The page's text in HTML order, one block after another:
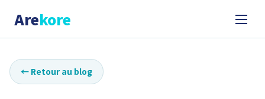
Arekore
← Retour au blog